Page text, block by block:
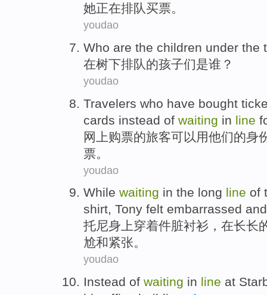
她正在排队买票。
youdao
Who are the children under the
在树下排队的孩子们是谁？
youdao
Travelers who have bought
cards instead of waiting in line
网
上购票的旅客可以用他们的
票。
youdao
While waiting in the long line of
shirt, Tony felt embarrassed
托尼身上穿着件脏衬衫，在长长
尬和紧张。
youdao
Instead of waiting in line at